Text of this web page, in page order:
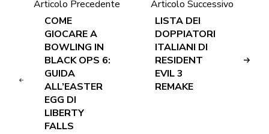
Articolo Precedente
COME
GIOCARE A
BOWLING IN
BLACK OPS 6:
GUIDA
ALL’EASTER
EGG DI
LIBERTY
FALLS
Articolo Successivo
LISTA DEI
DOPPIATORI
ITALIANI DI
RESIDENT
EVIL 3
REMAKE